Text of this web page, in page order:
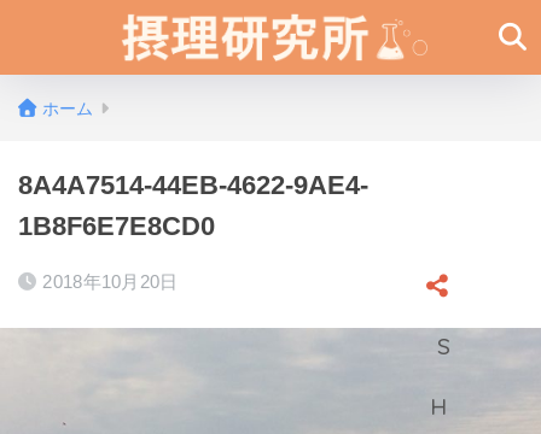
ホーム
8A4A7514-44EB-4622-9AE4-
1B8F6E7E8CD0
2018年10月20日